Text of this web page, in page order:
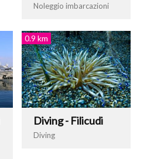
Noleggio imbarcazioni
0.9 km
Diving - Filicudi
Diving